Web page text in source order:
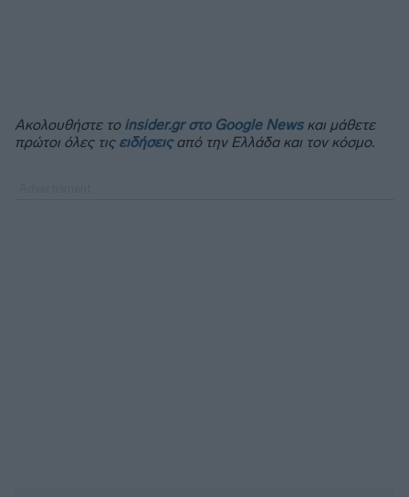
Ακολουθήστε το insider.gr στο Google Newsκαι μάθετε
πρώτοι όλες τις ειδήσειςαπό την Ελλάδα και τον κόσμο.